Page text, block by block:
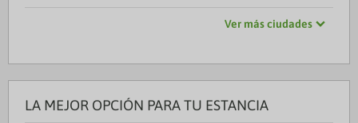
Ver más ciudades
LA MEJOR OPCIÓN PARA TU ESTANCIA